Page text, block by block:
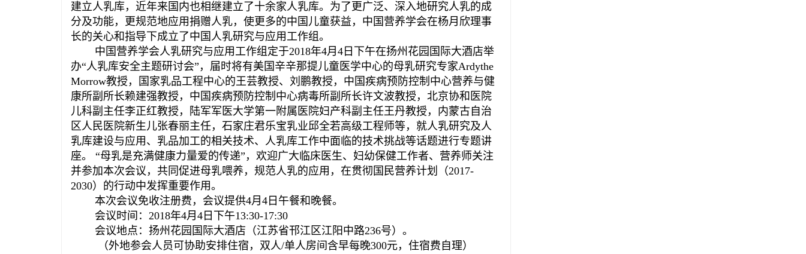
建立人乳库，近年来国内也相继建立了十余家人乳库。为了更广泛、深入地研究人乳的成
分及功能，更规范地应用捐赠人乳，使更多的中国儿童获益，中国营养学会在杨月欣理事
长的关心和指导下成立了中国人乳研究与应用工作组。
中国营养学会人乳研究与应用工作组定于2018年4月4日下午在扬州花园国际大酒店举
办“人乳库安全主题研讨会”，届时将有美国辛辛那提儿童医学中心的母乳研究专家Ardythe
Morrow教授，国家乳品工程中心的王芸教授、刘鹏教授，中国疾病预防控制中心营养与健
康所副所长赖建强教授，中国疾病预防控制中心病毒所副所长许文波教授，北京协和医院
儿科副主任李正红教授，陆军军医大学第一附属医院妇产科副主任王丹教授，内蒙古自治
区人民医院新生儿张春丽主任，石家庄君乐宝乳业邱全若高级工程师等，就人乳研究及人
乳库建设与应用、乳品加工的相关技术、人乳库工作中面临的技术挑战等话题进行专题讲
座。 “母乳是充满健康力量爱的传递”，欢迎广大临床医生、妇幼保健工作者、营养师关注
并参加本次会议，共同促进母乳喂养，规范人乳的应用，在贯彻国民营养计划（2017-
2030）的行动中发挥重要作用。
本次会议免收注册费，会议提供4月4日午餐和晚餐。
会议时间：2018年4月4日下午13:30-17:30
会议地点：扬州花园国际大酒店（江苏省邗江区江阳中路236号）。
（外地参会人员可协助安排住宿，双人/单人房间含早每晚300元，住宿费自理）